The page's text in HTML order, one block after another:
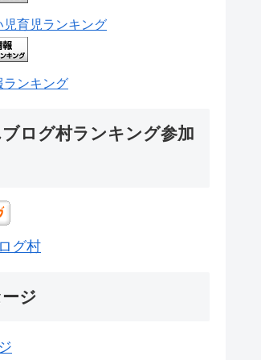
児育児ランキング
ランキング
ログ村ランキング参加
グ村
ジ